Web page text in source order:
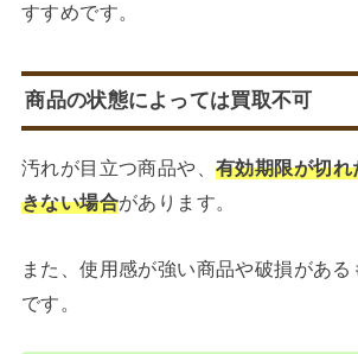
すすめです。
商品の状態によっては買取不可
汚れが目立つ商品や、有効期限が切
きない場合があります。
また、使用感が強い商品や破損があ
です。